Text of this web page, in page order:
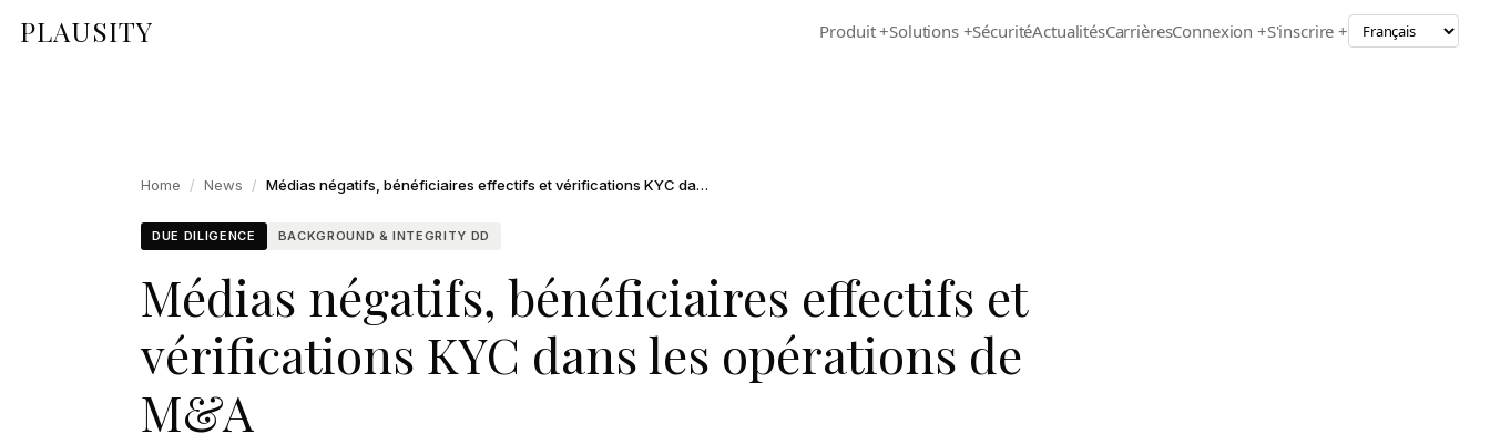
PLAUSITY Produit+Solutions+SécuritéActualitésCarrièresConnexion +S'inscrire +
Home / News / Médias négatifs, bénéficiaires effectifs et vérifications KYC dans les opérations de M&A
DUE DILIGENCE BACKGROUND & INTEGRITY DD
Médias négatifs, bénéficiaires effectifs et
vérifications KYC dans les opérations de
M&A